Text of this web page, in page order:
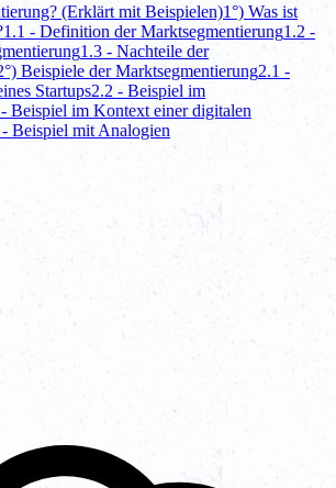
(Erklärt mit Beispielen)1°) Was ist
1.1 - Definition der Marktsegmentierung1.2 -
1.3 - Nachteile der
Beispiele der Marktsegmentierung2.1 -
Startups2.2 - Beispiel im
Beispiel im Kontext einer digitalen
Beispiel mit Analogien